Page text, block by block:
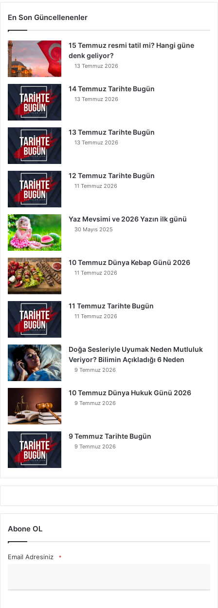
i
G
Y
e
r
e
n
s
B
u
n
k
a
n
K
u
r
t
u
l
u
r
En Son Güncellenenler
15 Temmuz resmi tatil mi? Hangi güne
denk geliyor?
13 Temmuz 2026
14 Temmuz Tarihte Bugün
13 Temmuz 2026
13 Temmuz Tarihte Bugün
13 Temmuz 2026
12 Temmuz Tarihte Bugün
11 Temmuz 2026
Yaz Mevsimi ve 2026 Yazın ilk günü
30 Mayıs 2025
10 Temmuz Dünya Kebap Günü 2026
11 Temmuz 2026
11 Temmuz Tarihte Bugün
11 Temmuz 2026
Doğa Sesleriyle Uyumak Neden Mutluluk
Veriyor? Bilimin Açıkladığı 6 Neden
9 Temmuz 2026
10 Temmuz Dünya Hukuk Günü 2026
9 Temmuz 2026
9 Temmuz Tarihte Bugün
9 Temmuz 2026
Abone OL
Email Adresiniz *